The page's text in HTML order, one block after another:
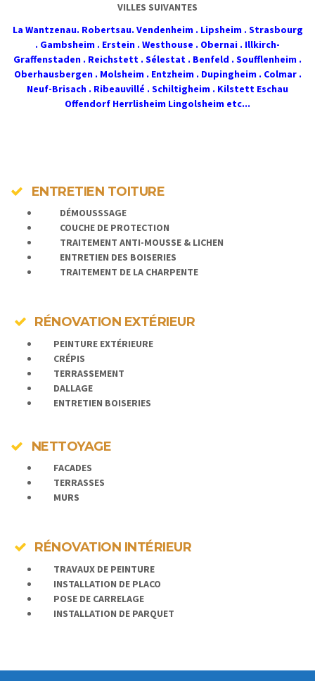
VILLES SUIVANTES
La Wantzenau. Robertsau. Vendenheim . Lipsheim . Strasbourg
. Gambsheim . Erstein . Westhouse . Obernai . Illkirch-
Graffenstaden . Reichstett . Sélestat . Benfeld . Soufflenheim .
Oberhausbergen . Molsheim . Entzheim . Dupingheim . Colmar .
Neuf-Brisach . Ribeauvillé . Schiltigheim . Kilstett Eschau
Offendorf Herrlisheim Lingolsheim etc...
ENTRETIEN TOITURE
DÉMOUSSSAGE
COUCHE DE PROTECTION
TRAITEMENT ANTI-MOUSSE & LICHEN
ENTRETIEN DES BOISERIES
TRAITEMENT DE LA CHARPENTE
RÉNOVATION EXTÉRIEUR
PEINTURE EXTÉRIEURE
CRÉPIS
TERRASSEMENT
DALLAGE
ENTRETIEN BOISERIES
NETTOYAGE
FACADES
TERRASSES
MURS
RÉNOVATION INTÉRIEUR
TRAVAUX DE PEINTURE
INSTALLATION DE PLACO
POSE DE CARRELAGE
INSTALLATION DE PARQUET